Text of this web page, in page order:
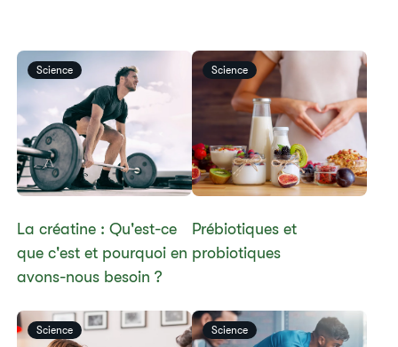
Science
La créatine : Qu'est-ce
que c'est et pourquoi en
avons-nous besoin ?
Science
​​​​​​Prébiotiques et
probiotiques
Science Science